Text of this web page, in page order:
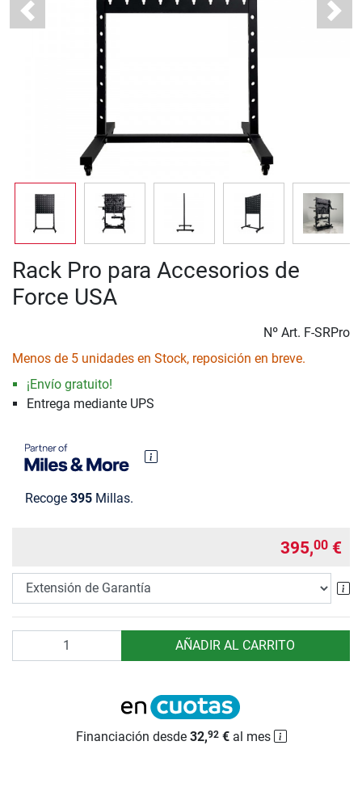
Previous Next
Rack Pro para Accesorios de
Force USA
Nº Art. F-SRPro
Menos de 5 unidades en Stock, reposición en breve.
¡Envío gratuito!
Entrega mediante UPS
Recoge 395 Millas.
395,00 €
AÑADIR AL CARRITO
Financiación desde 32,92€al mes